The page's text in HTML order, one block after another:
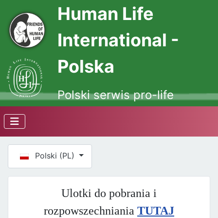
Human Life
International -
Polska
Polski serwis pro-life
Wybierz swój język
Polski (PL)
Ulotki do pobrania i
rozpowszechniania TUTAJ